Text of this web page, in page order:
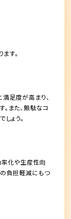
す。
足度が高まり、
また、無駄なコ
ょう。
率化や生産性向
の負担軽減にもつ